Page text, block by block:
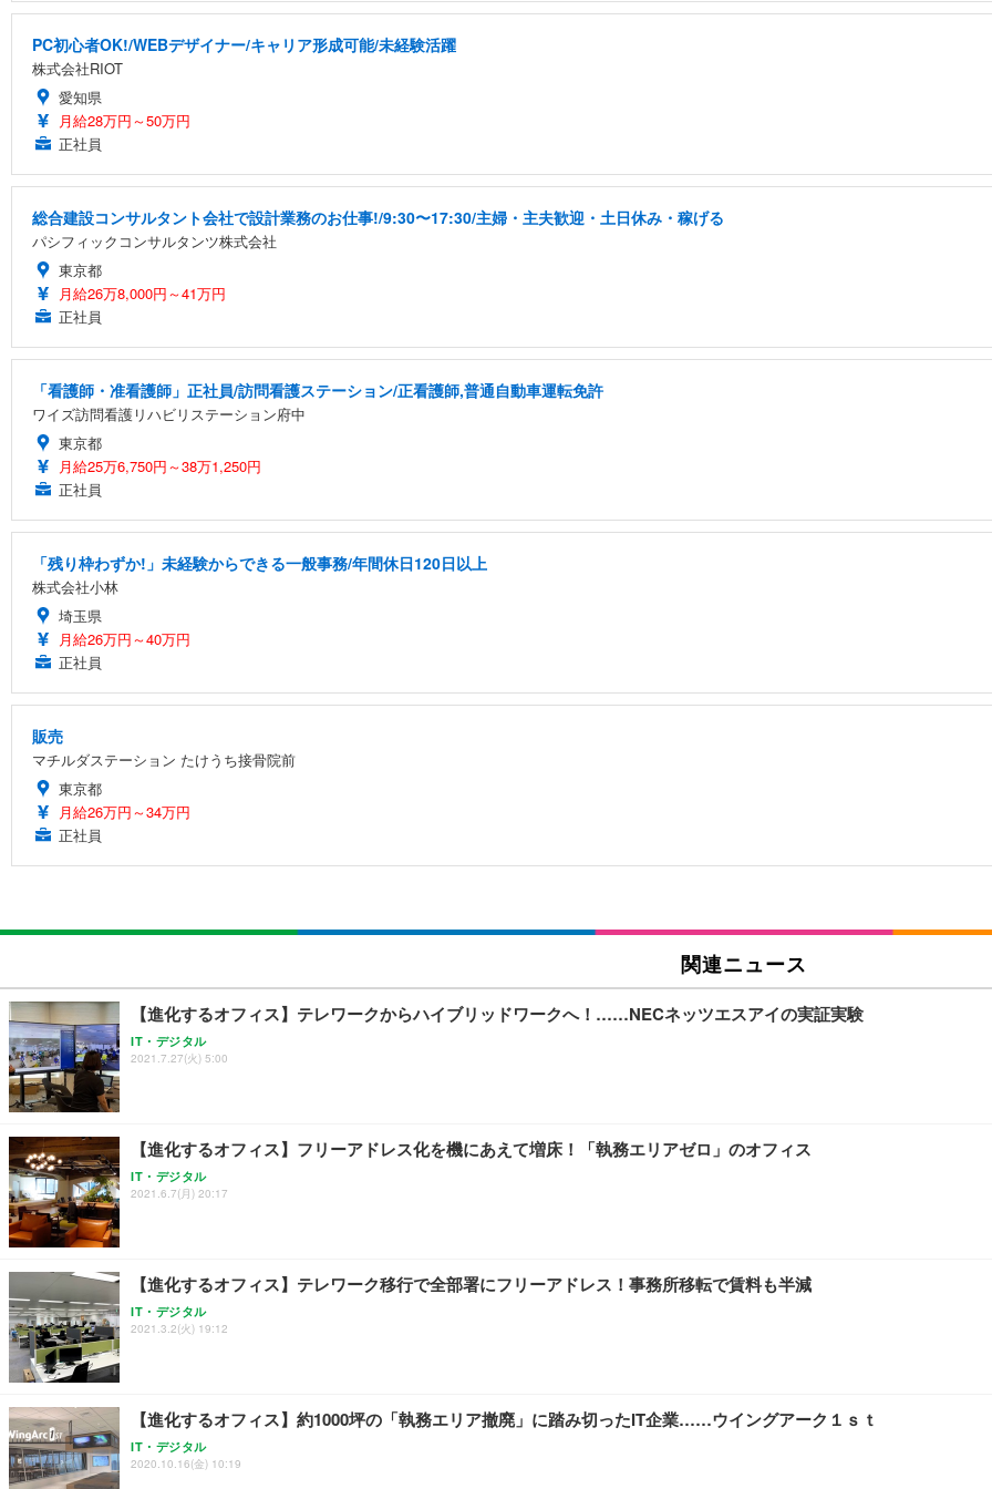
PC初心者OK!/WEBデザイナー/キャリア形成可能/未経験活躍
株式会社RIOT
愛知県
月給28万円～50万円
正社員
総合建設コンサルタント会社で設計業務のお仕事!/9:30〜17:30/主婦・主夫歓迎・土日休み・稼げる
パシフィックコンサルタンツ株式会社
東京都
月給26万8,000円～41万円
正社員
「看護師・准看護師」正社員/訪問看護ステーション/正看護師,普通自動車運転免許
ワイズ訪問看護リハビリステーション府中
東京都
月給25万6,750円～38万1,250円
正社員
「残り枠わずか!」未経験からできる一般事務/年間休日120日以上
株式会社小林
埼玉県
月給26万円～40万円
正社員
販売
マチルダステーション たけうち接骨院前
東京都
月給26万円～34万円
正社員
関連ニュース
【進化するオフィス】テレワークからハイブリッドワークへ！……NECネッツエスアイの実証実験
IT・デジタル
2021.7.27(火) 5:00
【進化するオフィス】フリーアドレス化を機にあえて増床！「執務エリアゼロ」のオフィス
IT・デジタル
2021.6.7(月) 20:17
【進化するオフィス】テレワーク移行で全部署にフリーアドレス！事務所移転で賃料も半減
IT・デジタル
2021.3.2(火) 19:12
【進化するオフィス】約1000坪の「執務エリア撤廃」に踏み切ったIT企業……ウイングアーク１ｓｔ
IT・デジタル
2020.10.16(金) 10:19